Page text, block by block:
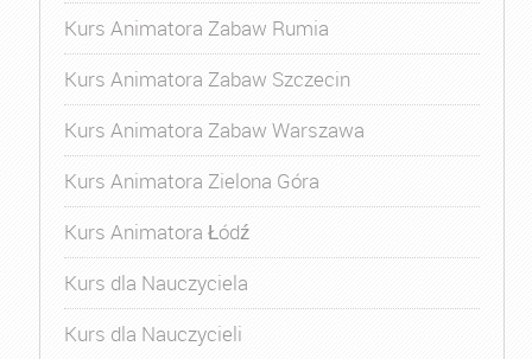
Kurs Animatora Zabaw Rumia
Kurs Animatora Zabaw Szczecin
Kurs Animatora Zabaw Warszawa
Kurs Animatora Zielona Góra
Kurs Animatora Łódź
Kurs dla Nauczyciela
Kurs dla Nauczycieli